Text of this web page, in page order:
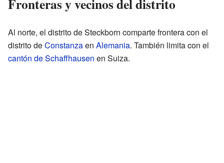
Fronteras y vecinos del distrito
Al norte, el distrito de Steckborn comparte frontera con el
distrito deConstanzaen Alemania. También limita con el
cantón de Schaffhausen en Suiza.